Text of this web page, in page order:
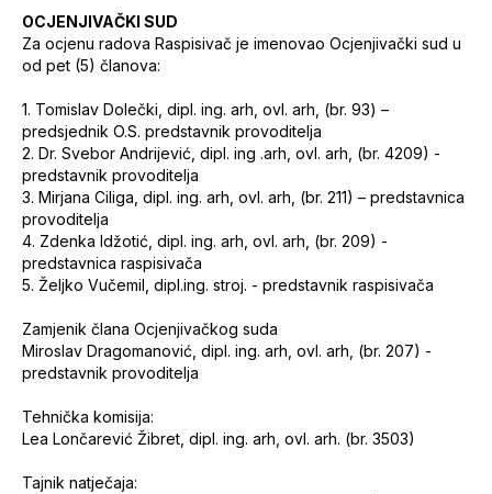
OCJENJIVAČKI SUD
Za ocjenu radova Raspisivač je imenovao Ocjenjivački sud u
od pet (5) članova:
1. Tomislav Dolečki, dipl. ing. arh, ovl. arh, (br. 93) –
predsjednik O.S. predstavnik provoditelja
2. Dr. Svebor Andrijević, dipl. ing .arh, ovl. arh, (br. 4209) -
predstavnik provoditelja
3. Mirjana Ciliga, dipl. ing. arh, ovl. arh, (br. 211) – predstavnica
provoditelja
4. Zdenka Idžotić, dipl. ing. arh, ovl. arh, (br. 209) -
predstavnica raspisivača
5. Željko Vučemil, dipl.ing. stroj. - predstavnik raspisivača
Zamjenik člana Ocjenjivačkog suda
Miroslav Dragomanović, dipl. ing. arh, ovl. arh, (br. 207) -
predstavnik provoditelja
Tehnička komisija:
Lea Lončarević Žibret, dipl. ing. arh, ovl. arh. (br. 3503)
Tajnik natječaja: